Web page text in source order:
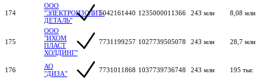
174
ООО
"ЭЛЕКТРОИЗОЛИТ-
ДЕТАЛЬ"
5042161440 1235000011366 243 млн 8,08 млн
175
ООО
"ИХОМ
ПЛАСТ
ХОЛДИНГ"
7731199257 1027739505078 243 млн 28,7 млн
176
АО
"ДИЗА"
7731011868 1037739736748 243 млн 195 тыс